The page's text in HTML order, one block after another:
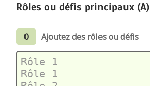
Rôles ou défis principaux (A)
0 Ajoutez des rôles ou défis